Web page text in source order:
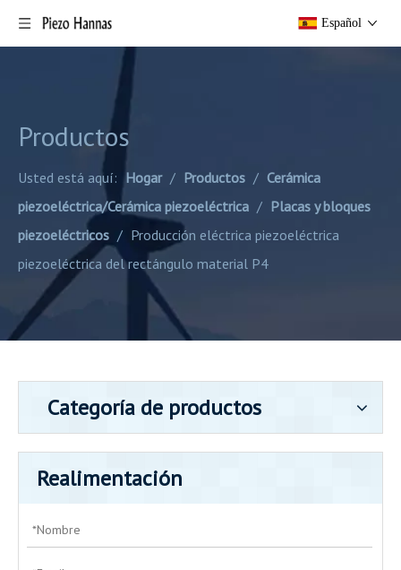
Español
Productos
Usted está aquí: Hogar / Productos / Cerámica
piezoeléctrica/Cerámica piezoeléctrica / Placas y bloques
piezoeléctricos / Producción eléctrica piezoeléctrica
piezoeléctrica del rectángulo material P4
Categoría de productos
Realimentación